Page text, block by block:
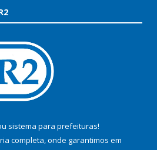
sistema para prefeituras!
completa, onde garantimos em